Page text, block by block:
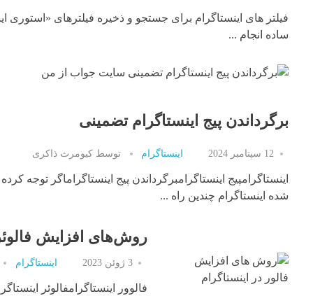
فیلتر های اینستاگرام برای جستجو و ذخیره فیلترهای «استوری
ساده انجام ...
برگرداندن پیج اینستاگرام تضمینی
12 سپتامبر 2024 اینستاگرام توسط کیومرث ذاکری
اینستاگرامپیج اینستاگرامبرگرداندن پیج اینستاگراماگر توجه
شده اینستاگرام چندین راه ...
روش‌های افزایش
3 ژوئن 2023 اینستاگرام
فالوور اینستاگرامفالوئر